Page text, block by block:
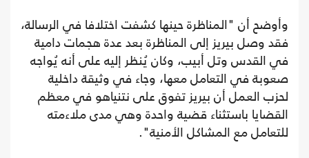
وأوضح أن "المناظرة حينها كشفت اختلافا في الرسالة،
فقد وصل بيريز إلى المناظرة بعد عدة هجمات دامية
في القدس وتل أبيب، وكان يُنظر إليه على أنه يُواجه
صعوبة في التعامل معها، وجاء في وثيقة داخلية
لحزب العمل أن بيريز تفوق على نتنياهو في معظم
القضايا باستثناء قضية واحدة وهي مدى ملاءمته
للتعامل مع المشاكل الأمنية".